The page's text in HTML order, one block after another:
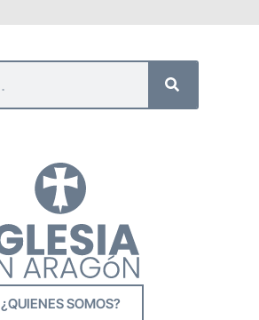
¿QUIENES SOMOS?